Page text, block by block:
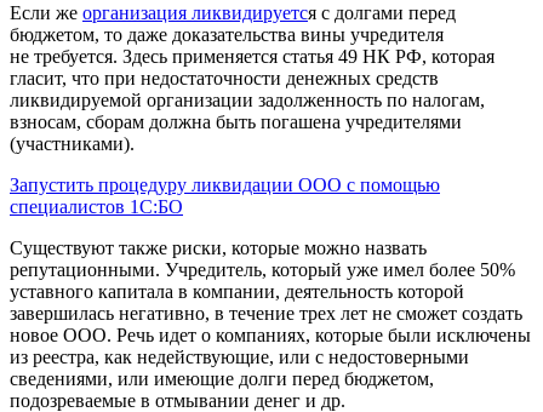
Если же организация ликвидируется с долгами перед
бюджетом, то даже доказательства вины учредителя
не требуется. Здесь применяется статья 49 НК РФ, которая
гласит, что при недостаточности денежных средств
ликвидируемой организации задолженность по налогам,
взносам, сборам должна быть погашена учредителями
(участниками).
Запустить процедуру ликвидации ООО c помощью
специалистов 1С:БО
Существуют также риски, которые можно назвать
репутационными. Учредитель, который уже имел более 50%
уставного капитала в компании, деятельность которой
завершилась негативно, в течение трех лет не сможет создать
новое ООО. Речь идет о компаниях, которые были исключены
из реестра, как недействующие, или с недостоверными
сведениями, или имеющие долги перед бюджетом,
подозреваемые в отмывании денег и др.